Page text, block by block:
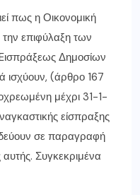
πως η Οικονομική
επιφύλαξη των
Δημοσίων
(άρθρο 167
μέχρι 31-1-
είσπραξης
σε παραγραφή
Συγκεκριμένα